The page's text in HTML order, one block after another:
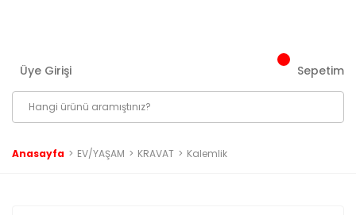
Üye Girişi Sepetim
Anasayfa EV/YAŞAM KRAVAT Kalemlik